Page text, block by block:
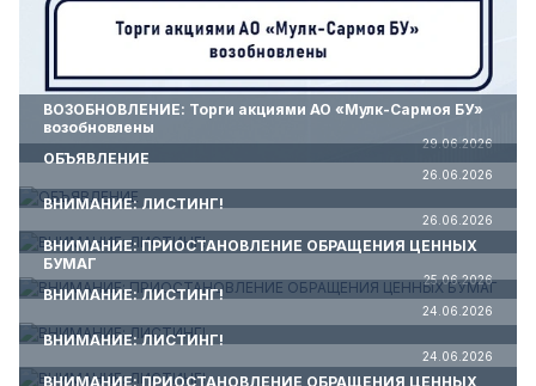
ВОЗОБНОВЛЕНИЕ: Торги акциями АО «Мулк-Сармоя БУ»
возобновлены
29.06.2026
ОБЪЯВЛЕНИЕ
26.06.2026
ВНИМАНИЕ: ЛИСТИНГ!
26.06.2026
ВНИМАНИЕ: ПРИОСТАНОВЛЕНИЕ ОБРАЩЕНИЯ ЦЕННЫХ
БУМАГ
25.06.2026
ВНИМАНИЕ: ЛИСТИНГ!
24.06.2026
ВНИМАНИЕ: ЛИСТИНГ!
24.06.2026
ВНИМАНИЕ: ПРИОСТАНОВЛЕНИЕ ОБРАЩЕНИЯ ЦЕННЫХ